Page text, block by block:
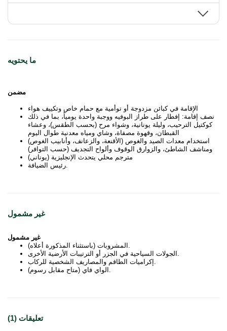
ما يحتويه
مضمن
الإقامة في كبائن مزدوجة أو توأمية مع حمام خاص وتكييف هواء
نصف إقامة: إفطار على طراز البوفيه ووجبة واحدة يومياً، بما في ذلك
كوكتيل الترحيب، وليلة يونانية، وشواء مرح (بحسب الطقس)، وعشاء
القبطان، وقهوة مصفاة، وشاي ومياه معدنية طوال اليوم
استخدام معدات الصيد والغوص (الأقنعة، والزعانف، وأنابيب الغوص)
ومناشف الشاطئ، والزوارق الوقوف وألواح التجديف (حسب التوافر)
مترجم محلي يتحدث الإنجليزية (يوناني)
رئيس الضيافة.
غير مشمول
غير مشمول
المشروبات (باستثناء المذكورة أعلاه).
الجولات السياحية في الجزر أو الترتيبات الأرضية الأخرى.
إكراميات الطاقم والمصاريف الشخصية للركاب.
الواي فاي (متاح مقابل رسوم).
تعليقات (1)